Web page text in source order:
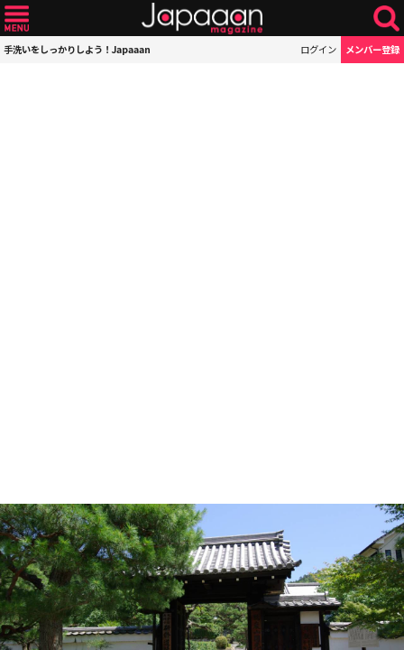
手洗いをしっかりしよう！Japaaan ログイン メンバー登録